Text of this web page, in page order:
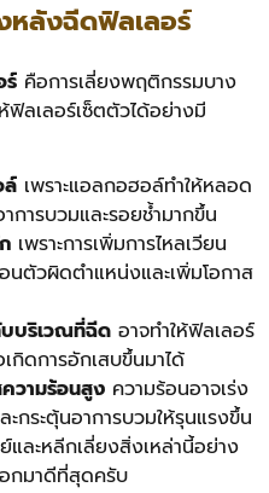
หลังฉีดฟิลเลอร์
ร์ คือการเลี่ยงพฤติกรรมบาง
ฟิลเลอร์เซ็ตตัวได้อย่างมี
ล์ เพราะแอลกอฮอล์ทำให้หลอด
การบวมและรอยช้ำมากขึ้น
เพราะการเพิ่มการไหลเวียน
นตัวผิดตำแหน่งและเพิ่มโอกาส
บบริเวณที่ฉีด อาจทำให้ฟิลเลอร์
กิดการอักเสบขึ้นมาได้
วามร้อนสูง ความร้อนอาจเร่ง
กระตุ้นอาการบวมให้รุนแรงขึ้น
ละหลีกเลี่ยงสิ่งเหล่านี้อย่าง
กมาดีที่สุดครับ